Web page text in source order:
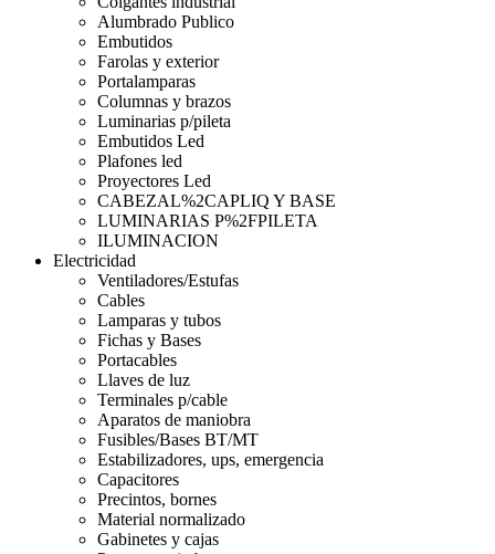
Alumbrado Publico
Embutidos
Farolas y exterior
Portalamparas
Columnas y brazos
Luminarias p/pileta
Embutidos Led
Plafones led
Proyectores Led
CABEZAL%2CAPLIQ Y BASE
LUMINARIAS P%2FPILETA
ILUMINACION
Electricidad
Ventiladores/Estufas
Cables
Lamparas y tubos
Fichas y Bases
Portacables
Llaves de luz
Terminales p/cable
Aparatos de maniobra
Fusibles/Bases BT/MT
Estabilizadores, ups, emergencia
Capacitores
Precintos, bornes
Material normalizado
Gabinetes y cajas